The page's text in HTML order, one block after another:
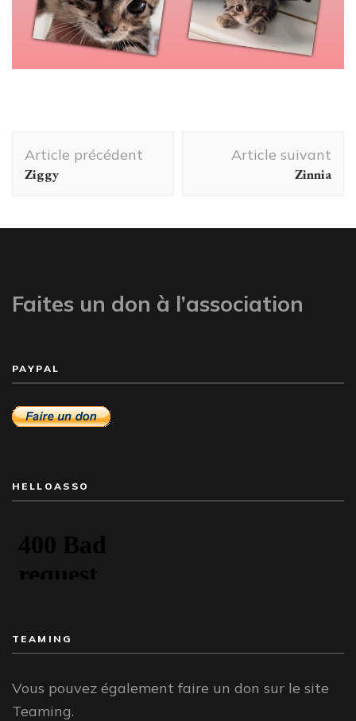
d'article
Article précédent
Ziggy
Article suivant
Zinnia
Faites un don à l’association
PAYPAL
HELLOASSO
TEAMING
Vous pouvez également faire un don sur le site
Teaming.